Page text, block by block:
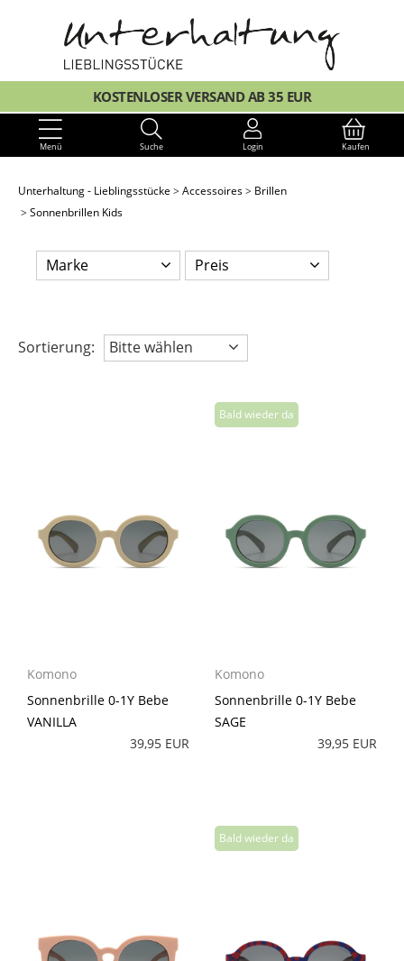
KOSTENLOSER VERSAND AB 35 EUR
Menü Suche Login Kaufen
Unterhaltung - Lieblingsstücke Accessoires
Brillen
Sonnenbrillen Kids
Marke Preis
Sortierung: Bitte wählen
Komono
Sonnenbrille 0-1Y Bebe
VANILLA
39,95 EUR
Komono
Sonnenbrille 0-1Y Bebe
SAGE
39,95 EUR